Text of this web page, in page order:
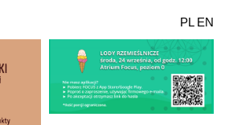
PL EN